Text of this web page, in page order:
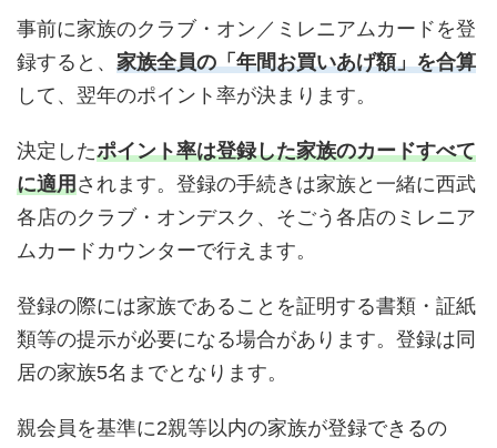
事前に家族のクラブ・オン／ミレニアムカードを登
録すると、 家族全員の「年間お買いあげ額」を合算
して、翌年のポイント率が決まります。
決定したポイント率は登録した家族のカードすべて
に適用されます。登録の手続きは家族と一緒に西武
各店のクラブ・オンデスク、そごう各店のミレニア
ムカードカウンターで行えます。
登録の際には家族であることを証明する書類・証紙
類等の提示が必要になる場合があります。登録は同
居の家族5名までとなります。
親会員を基準に2親等以内の家族が登録できるの